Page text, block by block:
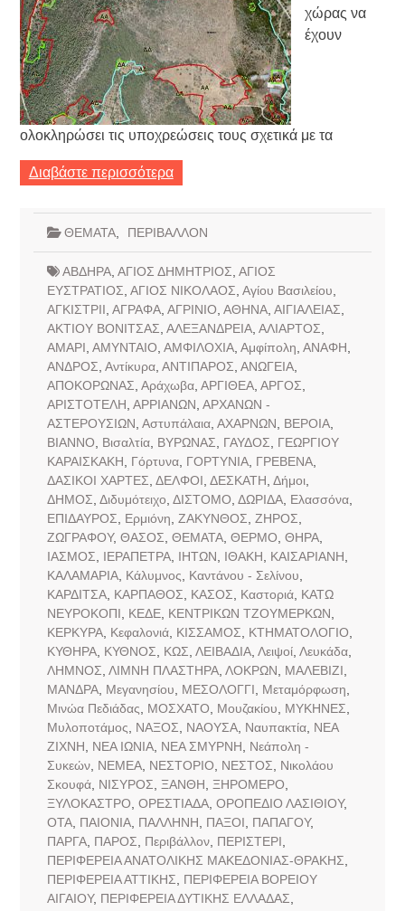
χώρας να
έχουν
ολοκληρώσει τις υποχρεώσεις τους σχετικά με τα
Διαβάστε περισσότερα
ΘΕΜΑΤΑ, ΠΕΡΙΒΑΛΛΟΝ
ΑΒΔΗΡΑ, ΑΓΙΟΣ ΔΗΜΗΤΡΙΟΣ ΑΓΙΟΣ
ΕΥΣΤΡΑΤΙΟΣ ΑΓΙΟΣ ΝΙΚΟΛΑΟΣ Αγίου Βασιλείου
ΑΓΚΙΣΤΡΙΙ ΑΓΡΑΦΑ, ΑΓΡΙΝΙΟ ΑΘΗΝΑ, ΑΙΓΙΑΛΕΙΑΣ
ΑΚΤΙΟΥ ΒΟΝΙΤΣΑΣ ΑΛΕΞΑΝΔΡΕΙΑ, ΑΛΙΑΡΤΟΣ
ΑΜΑΡΙ ΑΜΥΝΤΑΙΟ ΑΜΦΙΛΟΧΙΑ, Αμφίπολη ΑΝΑΦΗ
ΑΝΔΡΟΣ Αντίκυρα, ΑΝΤΙΠΑΡΟΣ ΑΝΩΓΕΙΑ,
ΑΠΟΚΟΡΩΝΑΣ Αράχωβα, ΑΡΓΙΘΕΑ, ΑΡΓΟΣ
ΑΡΙΣΤΟΤΕΛΗ ΑΡΡΙΑΝΩΝ ΑΡΧΑΝΩΝ -
ΑΣΤΕΡΟΥΣΙΩΝ Αστυπάλαια, ΑΧΑΡΝΩΝ ΒΕΡΟΙΑ,
ΒΙΑΝΝΟ
Βισαλτία, ΒΥΡΩΝΑΣ ΓΑΥΔΟΣ
ΓΕΩΡΓΙΟΥ
ΚΑΡΑΙΣΚΑΚΗ
Γόρτυνα, ΓΟΡΤΥΝΙΑ, ΓΡΕΒΕΝΑ,
ΔΑΣΙΚΟΙ ΧΑΡΤΕΣ ΔΕΛΦΟΙ ΔΕΣΚΑΤΗ Δήμοι,
ΔΗΜΟΣ Διδυμότειχο ΔΙΣΤΟΜΟ ΔΩΡΙΔΑ, Ελασσόνα,
ΕΠΙΔΑΥΡΟΣ
Ερμιόνη ΖΑΚΥΝΘΟΣ ΖΗΡΟΣ
ΖΩΓΡΑΦΟΥ, ΘΑΣΟΣ ΘΕΜΑΤΑ, ΘΕΡΜΟ ΘΗΡΑ,
ΙΑΣΜΟΣ
ΙΕΡΑΠΕΤΡΑ, ΙΗΤΩΝ ΙΘΑΚΗ ΚΑΙΣΑΡΙΑΝΗ
ΚΑΛΑΜΑΡΙΑ, Κάλυμνος Καντάνου - Σελίνου
ΚΑΡΔΙΤΣΑ, ΚΑΡΠΑΘΟΣ ΚΑΣΟΣ Καστοριά, ΚΑΤΩ
ΝΕΥΡΟΚΟΠΙ
ΚΕΔΕ, ΚΕΝΤΡΙΚΩΝ ΤΖΟΥΜΕΡΚΩΝ
ΚΕΡΚΥΡΑ, Κεφαλονιά, ΚΙΣΣΑΜΟΣ ΚΤΗΜΑΤΟΛΟΓΙΟ
ΚΥΘΗΡΑ, ΚΥΘΝΟΣ ΚΩΣ ΛΕΙΒΑΔΙΑ, Λειψοί, Λευκάδα,
ΛΗΜΝΟΣ ΛΙΜΝΗ ΠΛΑΣΤΗΡΑ, ΛΟΚΡΩΝ ΜΑΛΕΒΙΖΙ
ΜΑΝΔΡΑ, Μεγανησίου ΜΕΣΟΛΟΓΓΙ Μεταμόρφωση
Μινώα Πεδιάδας
ΜΟΣΧΑΤΟ Μουζακίου ΜΥΚΗΝΕΣ
Μυλοποτάμος
ΝΑΞΟΣ ΝΑΟΥΣΑ, Ναυπακτία, ΝΕΑ
ΖΙΧΝΗ
ΝΕΑ ΙΩΝΙΑ, ΝΕΑ ΣΜΥΡΝΗ
Νεάπολη -
Συκεών, ΝΕΜΕΑ, ΝΕΣΤΟΡΙΟ ΝΕΣΤΟΣ
Νικολάου
Σκουφά, ΝΙΣΥΡΟΣ ΞΑΝΘΗ ΞΗΡΟΜΕΡΟ
ΞΥΛΟΚΑΣΤΡΟ ΟΡΕΣΤΙΑΔΑ, ΟΡΟΠΕΔΙΟ ΛΑΣΙΘΙΟΥ,
ΟΤΑ, ΠΑΙΟΝΙΑ, ΠΑΛΛΗΝΗ ΠΑΞΟΙ ΠΑΠΑΓΟΥ,
ΠΑΡΓΑ, ΠΑΡΟΣ Περιβάλλον, ΠΕΡΙΣΤΕΡΙ
ΠΕΡΙΦΕΡΕΙΑ ΑΝΑΤΟΛΙΚΗΣ ΜΑΚΕΔΟΝΙΑΣ-ΘΡΑΚΗΣ
ΠΕΡΙΦΕΡΕΙΑ ΑΤΤΙΚΗΣ
ΠΕΡΙΦΕΡΕΙΑ ΒΟΡΕΙΟΥ
ΑΙΓΑΙΟΥ, ΠΕΡΙΦΕΡΕΙΑ ΔΥΤΙΚΗΣ ΕΛΛΑΔΑΣ